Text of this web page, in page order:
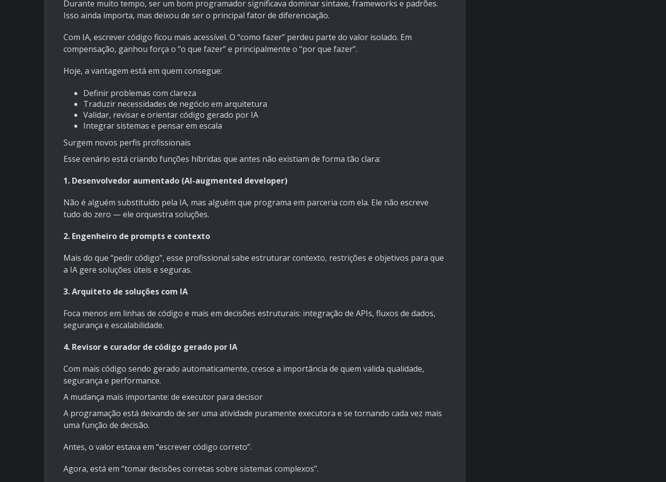
Durante muito tempo, ser um bom programador significava dominar sintaxe, frameworks e padrões.
Isso ainda importa, mas deixou de ser o principal fator de diferenciação.
Com IA, escrever código ficou mais acessível. O “como fazer” perdeu parte do valor isolado. Em
compensação, ganhou força o “o que fazer” e principalmente o “por que fazer”.
Hoje, a vantagem está em quem consegue:
Definir problemas com clareza
Traduzir necessidades de negócio em arquitetura
Validar, revisar e orientar código gerado por IA
Integrar sistemas e pensar em escala
Surgem novos perfis profissionais
Esse cenário está criando funções híbridas que antes não existiam de forma tão clara:
1. Desenvolvedor aumentado (AI-augmented developer)
Não é alguém substituído pela IA, mas alguém que programa em parceria com ela. Ele não escreve
tudo do zero — ele orquestra soluções.
2. Engenheiro de prompts e contexto
Mais do que “pedir código”, esse profissional sabe estruturar contexto, restrições e objetivos para que
a IA gere soluções úteis e seguras.
3. Arquiteto de soluções com IA
Foca menos em linhas de código e mais em decisões estruturais: integração de APIs, fluxos de dados,
segurança e escalabilidade.
4. Revisor e curador de código gerado por IA
Com mais código sendo gerado automaticamente, cresce a importância de quem valida qualidade,
segurança e performance.
A mudança mais importante: de executor para decisor
A programação está deixando de ser uma atividade puramente executora e se tornando cada vez mais
uma função de decisão.
Antes, o valor estava em “escrever código correto”.
Agora, está em “tomar decisões corretas sobre sistemas complexos”.